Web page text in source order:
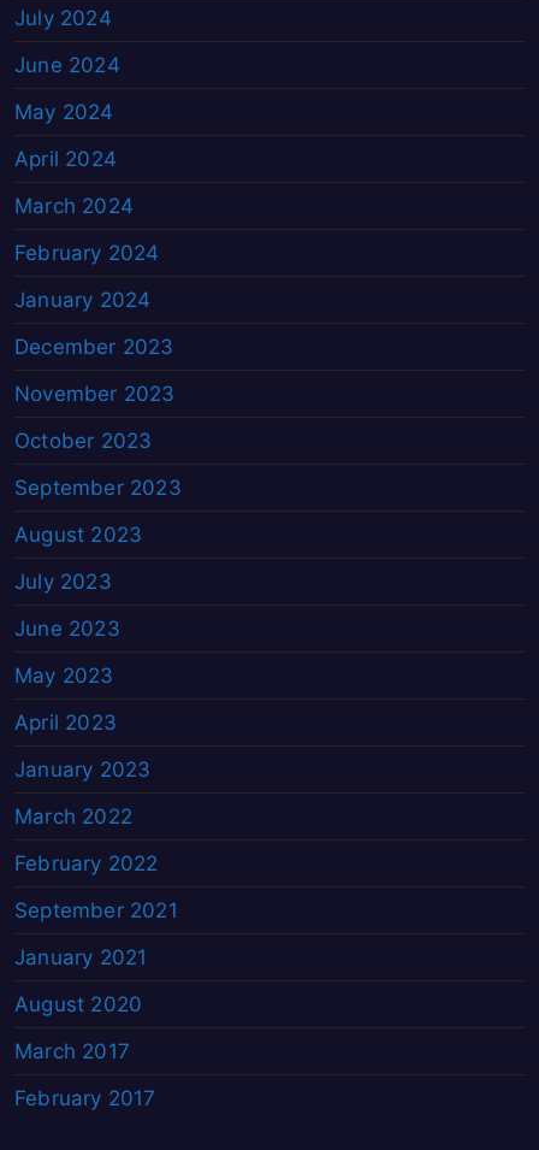
July 2024
June 2024
May 2024
April 2024
March 2024
February 2024
January 2024
December 2023
November 2023
October 2023
September 2023
August 2023
July 2023
June 2023
May 2023
April 2023
January 2023
March 2022
February 2022
September 2021
January 2021
August 2020
March 2017
February 2017